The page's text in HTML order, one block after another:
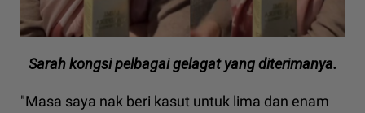
Sarah kongsi pelbagai gelagat yang diterimanya.
"Masa saya nak beri kasut untuk lima dan enam